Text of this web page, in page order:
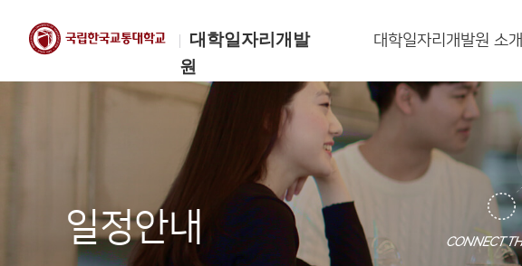
대학일자리개발
원
한국교통대학교
대학일자리개발원
대학일자리개발원 소개
일정안내